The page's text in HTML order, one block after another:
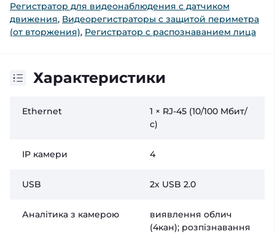
Регистратор для видеонаблюдения с датчиком
движения, Видеорегистраторы с защитой периметра
(от вторжения), Регистратор с распознаванием лица
Характеристики
Ethernet
1 × RJ-45 (10/100 Мбит/
с)
IP камери 4
USB 2х USB 2.0
Аналітика з камерою
виявлення облич
(4кан); розпізнавання